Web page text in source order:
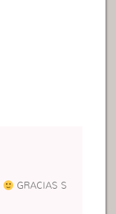
GRACIAS S